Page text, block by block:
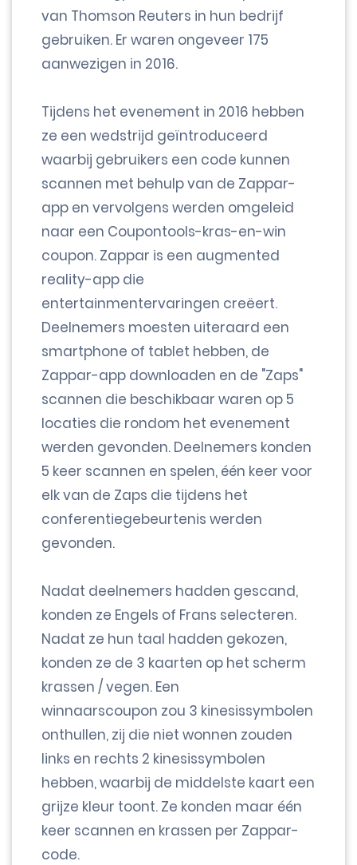
van Thomson Reuters in hun bedrijf
gebruiken. Er waren ongeveer 175
aanwezigen in 2016.
Tijdens het evenement in 2016 hebben
ze een wedstrijd geïntroduceerd
waarbij gebruikers een code kunnen
scannen met behulp van de Zappar-
app en vervolgens werden omgeleid
naar een Coupontools-kras-en-win
coupon. Zappar is een augmented
reality-app die
entertainmentervaringen creëert.
Deelnemers moesten uiteraard een
smartphone of tablet hebben, de
Zappar-app downloaden en de "Zaps"
scannen die beschikbaar waren op 5
locaties die rondom het evenement
werden gevonden. Deelnemers konden
5 keer scannen en spelen, één keer voor
elk van de Zaps die tijdens het
conferentiegebeurtenis werden
gevonden.
Nadat deelnemers hadden gescand,
konden ze Engels of Frans selecteren.
Nadat ze hun taal hadden gekozen,
konden ze de 3 kaarten op het scherm
krassen / vegen. Een
winnaarscoupon zou 3 kinesissymbolen
onthullen, zij die niet wonnen zouden
links en rechts 2 kinesissymbolen
hebben, waarbij de middelste kaart een
grijze kleur toont. Ze konden maar één
keer scannen en krassen per Zappar-
code.